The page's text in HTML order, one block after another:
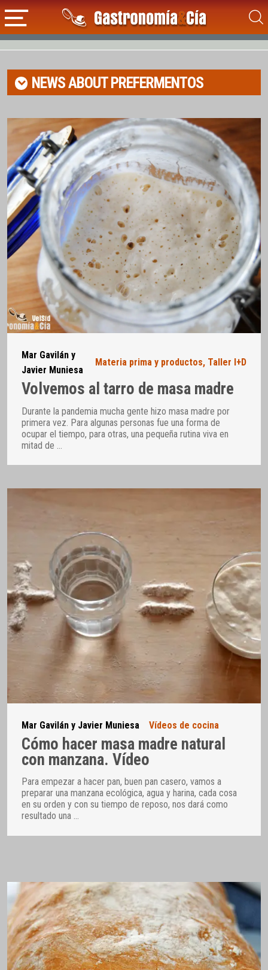
NEWS ABOUTPREFERMENTOS
Mar Gavilán y
Javier Muniesa
Materia prima y productos, Taller I+D
Volvemos al tarro de masa madre
Durante la pandemia mucha gente hizo masa madre por
primera vez. Para algunas personas fue una forma de
ocupar el tiempo, para otras, una pequeña rutina viva en
mitad de
Mar Gavilán y Javier Muniesa Vídeos de cocina
Cómo hacer masa madre natural
con manzana. Vídeo
Para empezar a hacer pan, buen pan casero, vamos a
preparar una manzana ecológica, agua y harina, cada cosa
en su orden y con su tiempo de reposo, nos dará como
resultado una …